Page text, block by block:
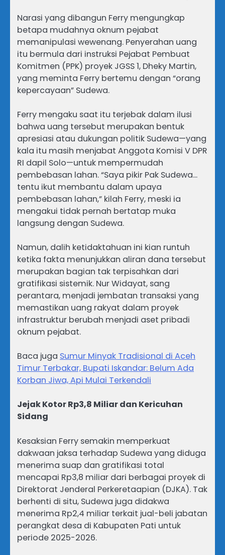
Narasi yang dibangun Ferry mengungkap
betapa mudahnya oknum pejabat
memanipulasi wewenang. Penyerahan uang
itu bermula dari instruksi Pejabat Pembuat
Komitmen (PPK) proyek JGSS 1, Dheky Martin,
yang meminta Ferry bertemu dengan “orang
kepercayaan” Sudewa.
Ferry mengaku saat itu terjebak dalam ilusi
bahwa uang tersebut merupakan bentuk
apresiasi atau dukungan politik Sudewa—yang
kala itu masih menjabat Anggota Komisi V DPR
RI dapil Solo—untuk mempermudah
pembebasan lahan. “Saya pikir Pak Sudewa…
tentu ikut membantu dalam upaya
pembebasan lahan,” kilah Ferry, meski ia
mengakui tidak pernah bertatap muka
langsung dengan Sudewa.
Namun, dalih ketidaktahuan ini kian runtuh
ketika fakta menunjukkan aliran dana tersebut
merupakan bagian tak terpisahkan dari
gratifikasi sistemik. Nur Widayat, sang
perantara, menjadi jembatan transaksi yang
memastikan uang rakyat dalam proyek
infrastruktur berubah menjadi aset pribadi
oknum pejabat.
Baca juga Sumur Minyak Tradisional di Aceh
Timur Terbakar, Bupati Iskandar: Belum Ada
Korban Jiwa, Api Mulai Terkendali
Jejak Kotor Rp3,8 Miliar dan Kericuhan
Sidang
Kesaksian Ferry semakin memperkuat
dakwaan jaksa terhadap Sudewa yang diduga
menerima suap dan gratifikasi total
mencapai Rp3,8 miliar dari berbagai proyek di
Direktorat Jenderal Perkeretaapian (DJKA). Tak
berhenti di situ, Sudewa juga didakwa
menerima Rp2,4 miliar terkait jual-beli jabatan
perangkat desa di Kabupaten Pati untuk
periode 2025-2026.